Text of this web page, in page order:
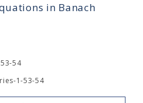
in Banach
54
1-53-54